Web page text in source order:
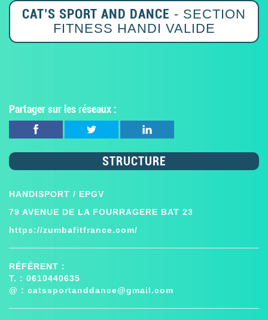
CAT’S SPORT AND DANCE - SECTION
FITNESS HANDI VALIDE
Partager sur les réseaux :
STRUCTURE
HANDISPORT / EPGV
79 AVENUE DE LA FOURRAGERE BAT 23
https://zumbafitfrance.com/
RÉFÉRENT :
T. : 0610440635
@ : catssportanddance@gmail.com